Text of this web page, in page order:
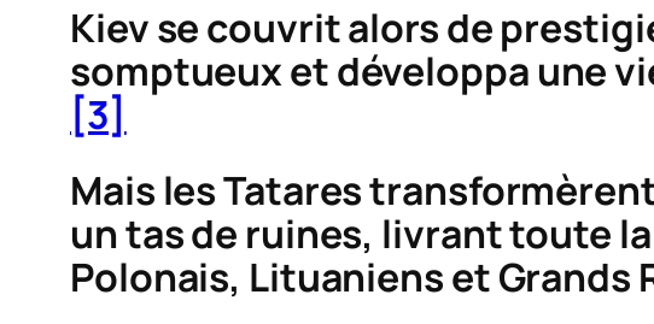
Kiev se couvrit alors de
somptueux et développa une
[3]
Mais les Tatares
un tas de ruines, livrant toute la
Polonais, Lituaniens et Grands